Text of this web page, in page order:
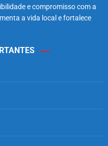
e compromisso com a
a vida local e fortalece